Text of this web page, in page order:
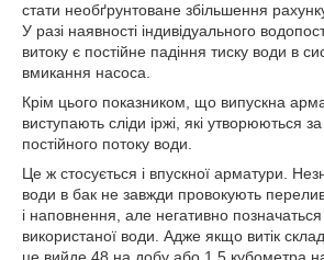
стати необґрунтоване збільшення
У разі наявності індивідуального
витоку є постійне падіння тиску води в
вмикання насоса.
Крім цього показником, що випускна
виступають сліди іржі, які утворюються
постійного потоку води.
Це ж стосується і впускної арматури.
води в бак не завжди провокують
і наповнення, але негативно позначаться
використаної води. Адже якщо витік